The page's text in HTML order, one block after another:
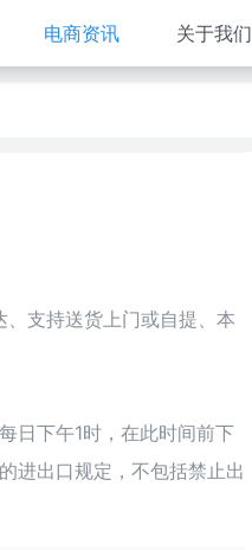
电商资讯 关于我们
支持送货上门或自提、本
日下午1时，在此时间前下
进出口规定，不包括禁止出